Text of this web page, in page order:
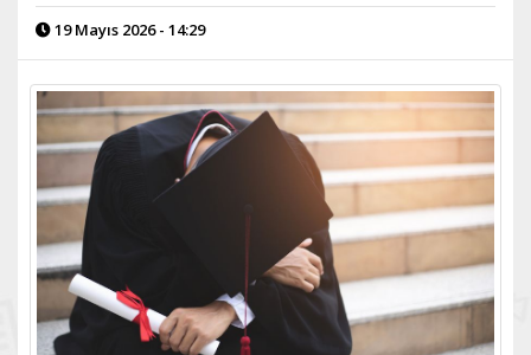
19 Mayıs 2026 - 14:29